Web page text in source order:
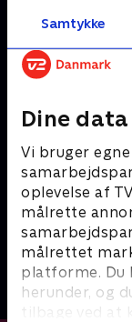
Samtykke
Dine
Vi bruger
oplevelse af
målrette
målrettet
platforme. Du
herunder, og
tilbage ved at
Andre så også
Miniteve: I
Børneserier • 1